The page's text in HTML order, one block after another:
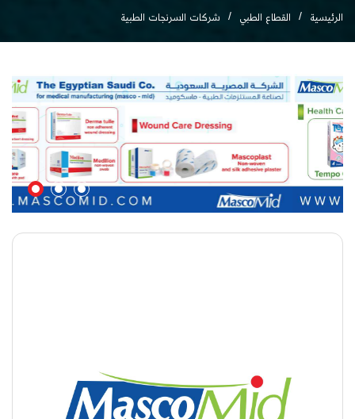
الرئيسية القطاع الطبي شركات السرنجات الطبية